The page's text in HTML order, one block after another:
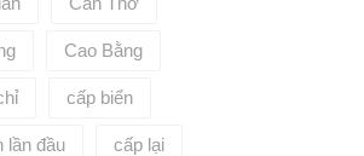
Cao Bằng
cấp biển
lần đầu cấp lại